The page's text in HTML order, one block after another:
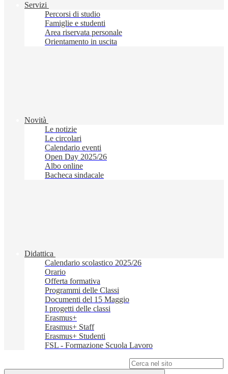
Servizi
Percorsi di studio
Famiglie e studenti
Area riservata personale
Orientamento in uscita
Novità
Le notizie
Le circolari
Calendario eventi
Open Day 2025/26
Albo online
Bacheca sindacale
Didattica
Calendario scolastico 2025/26
Orario
Offerta formativa
Programmi delle Classi
Documenti del 15 Maggio
I progetti delle classi
Erasmus+
Erasmus+ Staff
Erasmus+ Studenti
FSL - Formazione Scuola Lavoro